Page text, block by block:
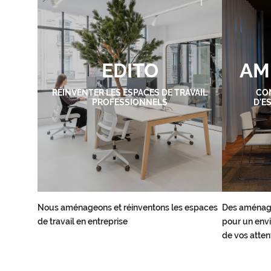
EDITO
RÉINVENTER LES ESPACES DE TRAVAIL
PROFESSIONNELS
Nous aménageons et réinventons les espaces
de travail en entreprise
Des
pour un
de vos